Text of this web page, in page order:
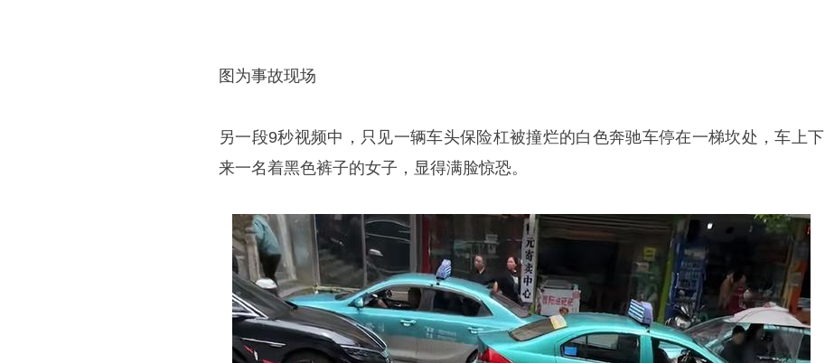
图为事故现场
另一段9秒视频中，只见一辆车头保险杠被撞烂的白色奔驰车停在一梯坎处，车上下
来一名着黑色裤子的女子，显得满脸惊恐。